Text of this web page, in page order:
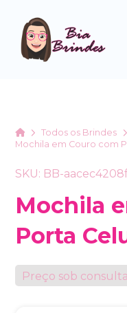
HomeTodos os Brindes
Mochila em Couro com
SKU: BB-
Mochila
Porta
Preço sob consulta